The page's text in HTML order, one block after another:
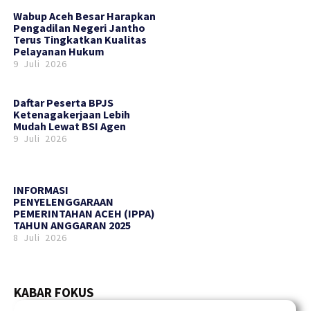
Wabup Aceh Besar Harapkan
Pengadilan Negeri Jantho
Terus Tingkatkan Kualitas
Pelayanan Hukum
9 Juli 2026
Daftar Peserta BPJS
Ketenagakerjaan Lebih
Mudah Lewat BSI Agen
9 Juli 2026
INFORMASI
PENYELENGGARAAN
PEMERINTAHAN ACEH (IPPA)
TAHUN ANGGARAN 2025
8 Juli 2026
KABAR FOKUS